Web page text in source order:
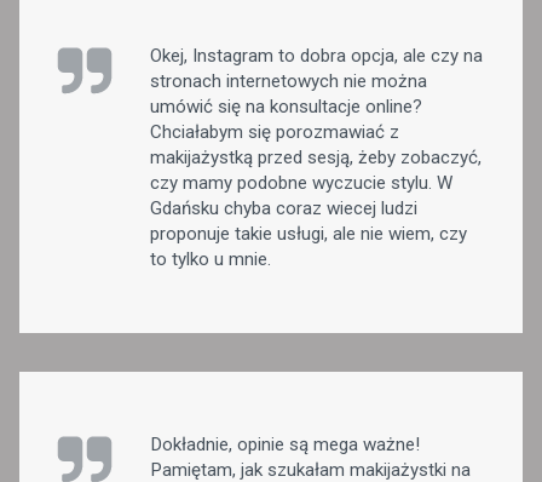
Okej, Instagram to dobra opcja, ale czy na
stronach internetowych nie można
umówić się na konsultacje online?
Chciałabym się porozmawiać z
makijażystką przed sesją, żeby zobaczyć,
czy mamy podobne wyczucie stylu. W
Gdańsku chyba coraz wiecej ludzi
proponuje takie usługi, ale nie wiem, czy
to tylko u mnie.
Dokładnie, opinie są mega ważne!
Pamiętam, jak szukałam makijażystki na